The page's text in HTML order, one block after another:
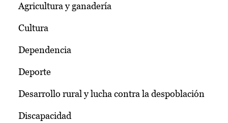
Agricultura y ganadería
Cultura
Dependencia
Deporte
Desarrollo rural y lucha contra la despoblación
Discapacidad